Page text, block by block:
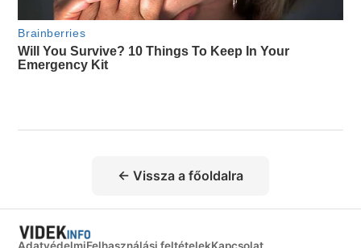
← Vissza a főoldalra
AdatvédelmiFelhasználási feltételekKapcsolat